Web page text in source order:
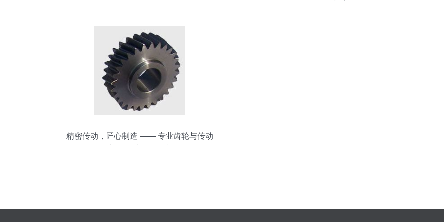
精密传动，匠心制造 —— 专业齿轮与传动